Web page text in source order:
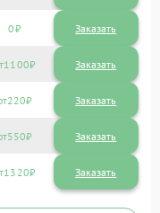
0 Заказать
1100
220
550
1320